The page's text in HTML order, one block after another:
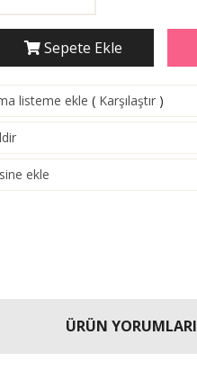
Sepete Ekle
listeme ekle ( Karşılaştır )
ekle
ÜRÜN YORUMLARI